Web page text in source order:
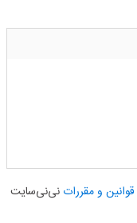
قوانین و مقرراتنی‌نی‌سایت